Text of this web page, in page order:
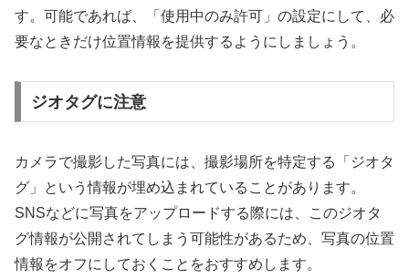
す。可能であれば、「使用中のみ許可」の設定にして、必
要なときだけ位置情報を提供するようにしましょう。
ジオタグに注意
カメラで撮影した写真には、撮影場所を特定する「ジオタ
グ」という情報が埋め込まれていることがあります。
SNSなどに写真をアップロードする際には、このジオタ
グ情報が公開されてしまう可能性があるため、写真の位置
情報をオフにしておくことをおすすめします。